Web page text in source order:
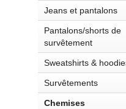
Jeans et pantalons
Pantalons/shorts de
survêtement
Sweatshirts &
Survêtements
Chemises